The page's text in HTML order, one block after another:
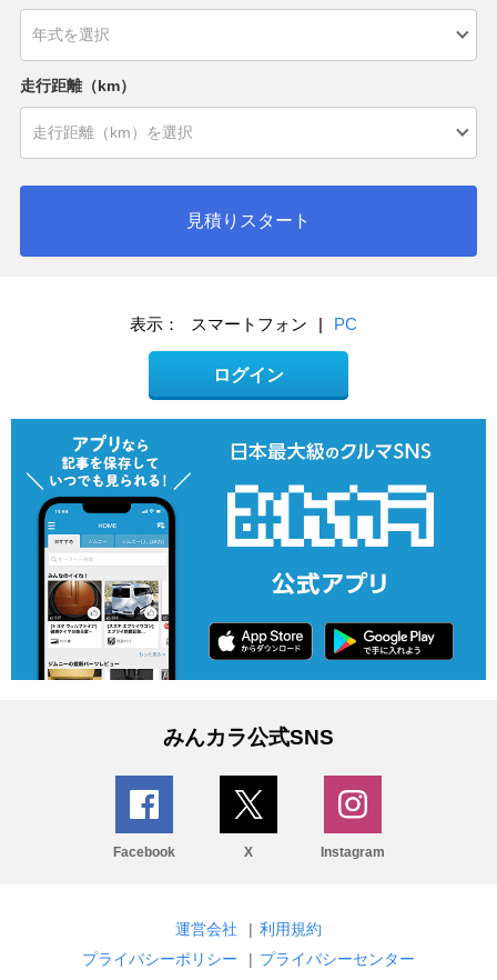
走行距離（km）
見積りスタート
表示： スマートフォン | PC
ログイン
みんカラ公式SNS
Facebook X Instagram
運営会社 | 利用規約
プライバシーポリシー
| プライバシーセンター